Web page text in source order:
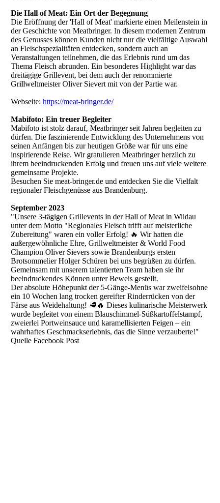
Die Hall of Meat: Ein Ort der Begegnung
Die Eröffnung der 'Hall of Meat' markierte einen Meilenstein in
der Geschichte von Meatbringer. In diesem modernen Zentrum
des Genusses können Kunden nicht nur die vielfältige Auswahl
an Fleischspezialitäten entdecken, sondern auch an
Veranstaltungen teilnehmen, die das Erlebnis rund um das
Thema Fleisch abrunden. Ein besonderes Highlight war das
dreitägige Grillevent, bei dem auch der renommierte
Grillweltmeister Oliver Sievert mit von der Partie war.
Webseite:https://meat-bringer.de/
Mabifoto: Ein treuer Begleiter
Mabifoto ist stolz darauf, Meatbringer seit Jahren begleiten zu
dürfen. Die faszinierende Entwicklung des Unternehmens von
seinen Anfängen bis zur heutigen Größe war für uns eine
inspirierende Reise. Wir gratulieren Meatbringer herzlich zu
ihrem beeindruckenden Erfolg und freuen uns auf viele weitere
gemeinsame Projekte.
Besuchen Sie meat-bringer.de und entdecken Sie die Vielfalt
regionaler Fleischgenüsse aus Brandenburg.
September 2023
"Unsere 3-tägigen Grillevents in der Hall of Meat in Wildau
unter dem Motto "Regionales Fleisch trifft auf meisterliche
Zubereitung" waren ein voller Erfolg! 🔥 Wir hatten die
außergewöhnliche Ehre, Grillweltmeister & World Food
Champion Oliver Sievers sowie Brandenburgs ersten
Brotsommelier Holger Schüren bei uns begrüßen zu dürfen.
Gemeinsam mit unserem talentierten Team haben sie ihr
beeindruckendes Können unter Beweis gestellt.
Der absolute Höhepunkt der 5-Gänge-Menüs war zweifelsohne
ein 10 Wochen lang trocken gereifter Rinderrücken von der
Färse aus Weidehaltung! 🥩🔥 Dieses kulinarische Meisterwerk
wurde begleitet von einem Blauschimmel-Süßkartoffelstampf,
zweierlei Portweinsauce und karamellisierten Feigen – ein
wahrhaftes Geschmackserlebnis, das die Sinne verzauberte!"
Quelle Facebook Post